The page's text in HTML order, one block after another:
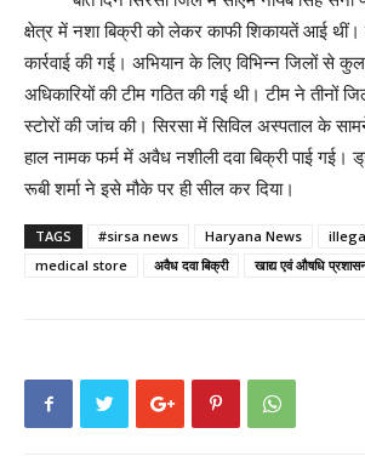
क्षेत्र में नशा बिक्री को लेकर काफी शिकायतें आई थीं।
कार्रवाई की गई। अभियान के लिए विभिन्न जिलों से
अधिकारियों की टीम गठित की गई थी। टीम ने तीनों
स्टोरों की जांच की। सिरसा में सिविल अस्पताल के
हाल नामक फर्म में अवैध नशीली दवा बिक्री पाई गई।
रूबी शर्मा ने इसे मौके पर ही सील कर दिया।
TAGS #sirsa news Haryana News
medical store
अवैध दवा बिक्री खाद्य एवं औषधि